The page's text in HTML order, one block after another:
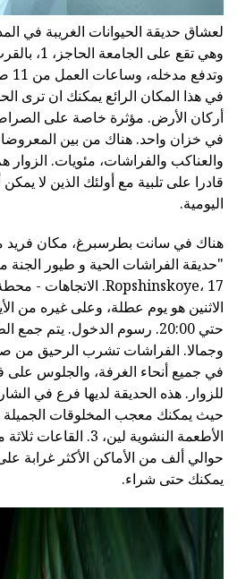
لعشاق حديقة الحيوانات الغريبة في
وهي تقع
في هذا المكان الرائع يمكنك ان
أركان الأرض. مؤثرة خاصة على
في خزان واحد. هناك من بين
والعناكب والفراشات، مئويات. الزوار
قادرا على تلبية مع أولئك الذين لا
اليومية.
هناك في سانت بطرسبرغ، مكان
"حديقة الفراشات الحية و طيور الجنة
حتي 20:00. رسوم الدخول. يتم
وجمالا. الفراشات تشرب الرحيق من
في جميع أنحاء الغرفة، والجلوس على
حيث يمكنك معجب المخلوقات
الأطعمة النشوية لين،
حوالي ألف من الأماكن الأكثر غرابة
يمكنك حتى شراء.